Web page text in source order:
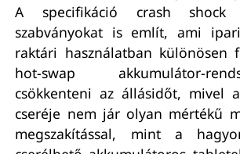
A specifikáció crash
szabványokat is említ, ami
raktári használatban különösen
hot-swap akkumulátor-
csökkenteni az állásidőt, mivel
cseréje nem jár olyan mértékű
megszakítással, mint a